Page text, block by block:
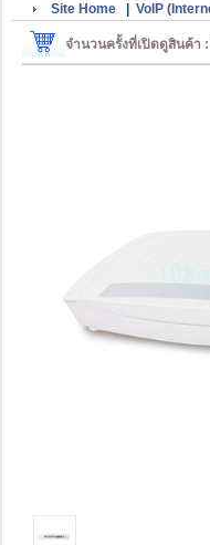
Site Home| VoIP
จำนวนครั้งที่เปิดดูสินค้า